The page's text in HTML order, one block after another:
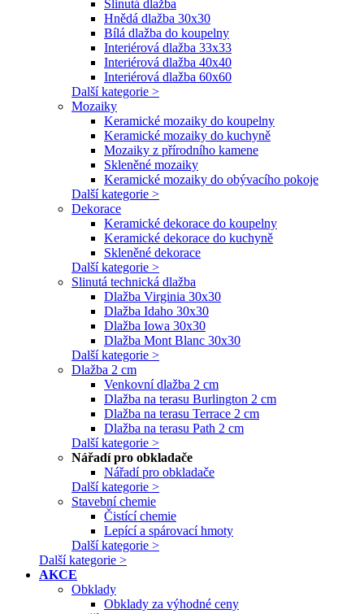
Slinutá dlažba
Hnědá dlažba 30x30
Bílá dlažba do koupelny
Interiérová dlažba 33x33
Interiérová dlažba 40x40
Interiérová dlažba 60x60
Další kategorie >
Mozaiky
Keramické mozaiky do koupelny
Keramické mozaiky do kuchyně
Mozaiky z přírodního kamene
Skleněné mozaiky
Keramické mozaiky do obývacího pokoje
Další kategorie >
Dekorace
Keramické dekorace do koupelny
Keramické dekorace do kuchyně
Skleněné dekorace
Další kategorie >
Slinutá technická dlažba
Dlažba Virginia 30x30
Dlažba Idaho 30x30
Dlažba Iowa 30x30
Dlažba Mont Blanc 30x30
Další kategorie >
Dlažba 2 cm
Venkovní dlažba 2 cm
Dlažba na terasu Burlington 2 cm
Dlažba na terasu Terrace 2 cm
Dlažba na terasu Path 2 cm
Další kategorie >
Nářadí pro obkladače
Nářadí pro obkladače
Další kategorie >
Stavební chemie
Čistící chemie
Lepící a spárovací hmoty
Další kategorie >
Další kategorie >
AKCE
Obklady
Obklady za výhodné ceny